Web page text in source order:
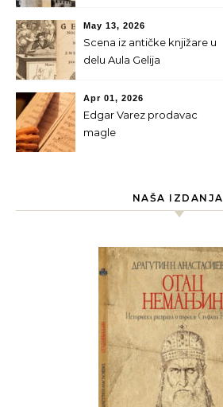
May 13, 2026
Scena iz antičke knjižare u
delu Aula Gelija
Apr 01, 2026
Edgar Varez prodavac
magle
NAŠA IZDANJA